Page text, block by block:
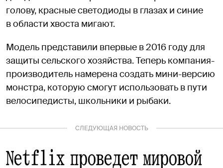
голову, красные светодиоды в глазах и синие
в области хвоста мигают.
Модель представили впервые в 2016 году для
защиты сельского хозяйства. Теперь компания-
производитель намерена создать мини-версию
монстра, которую смогут использовать в пути
велосипедисты, школьники и рыбаки.
СЛЕДУЮЩАЯ НОВОСТЬ
Netflix проведет мировой